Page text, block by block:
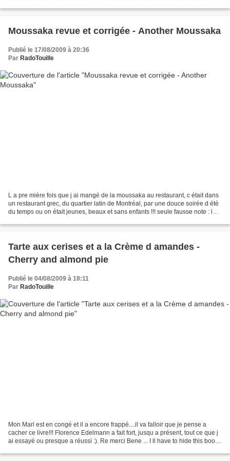
Moussaka revue et corrigée - Another Moussaka
Publié le 17/08/2009 à 20:36
Par RadoTouille
L a pre mière fois que j ai mangé de la moussaka au restaurant, c était dans
un restaurant grec, du quartier latin de Montréal, par une douce soirée d été
du temps ou on était jeunes, beaux et sans enfants !!! seule fausse note : la
Tarte aux cerises et a la Crème d amandes -
Cherry and almond pie
Publié le 04/08/2009 à 18:11
Par RadoTouille
Mon Mari est en congé et il a encore frappé....il va falloir que je pense a
cacher ce livre!!! Florence Edelmann a fait fort, jusqu a présent, tout ce que j
ai essayé ou presque a réussi :). Re merci Bene ... I ll have to hide this book ,